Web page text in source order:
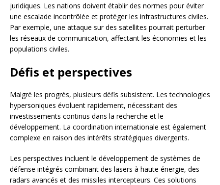
juridiques. Les nations doivent établir des normes pour éviter
une escalade incontrôlée et protéger les infrastructures civiles.
Par exemple, une attaque sur des satellites pourrait perturber
les réseaux de communication, affectant les économies et les
populations civiles.
Défis et perspectives
Malgré les progrès, plusieurs défis subsistent. Les technologies
hypersoniques évoluent rapidement, nécessitant des
investissements continus dans la recherche et le
développement. La coordination internationale est également
complexe en raison des intérêts stratégiques divergents.
Les perspectives incluent le développement de systèmes de
défense intégrés combinant des lasers à haute énergie, des
radars avancés et des missiles intercepteurs. Ces solutions